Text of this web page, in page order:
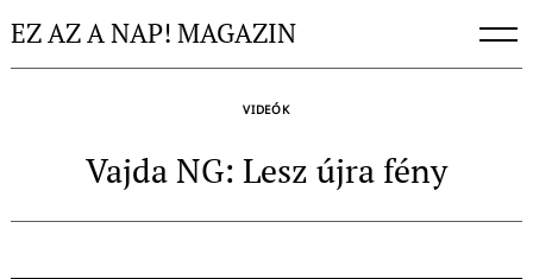
toEZ AZ A NAP! MAGAZIN
VIDEÓK
Vajda NG: Lesz újra fény